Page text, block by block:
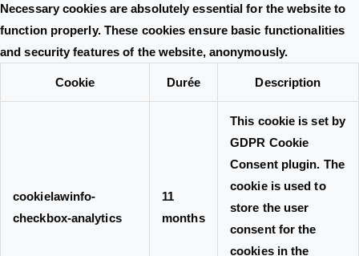
Necessary cookies are absolutely essential for the website to
function properly. These cookies ensure basic functionalities
and security features of the website, anonymously.
Cookie Durée Description
cookielawinfo-
checkbox-analytics
11
months
This cookie is set by
GDPR Cookie
Consent plugin. The
cookie is used to
store the user
consent for the
cookies in the